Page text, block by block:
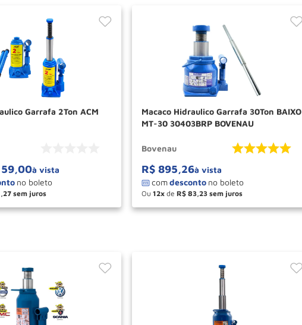
Garrafa 2Ton ACM
59,00à vista
27
＋ COMPRAR
Macaco Hidraulico Garrafa 30Ton BAIXO
MT-30 30403BRP BOVENAU
Bovenau
R$ 895,26à vista
Ou 12 de R$ 83, 23
＋
－ COMPRAR